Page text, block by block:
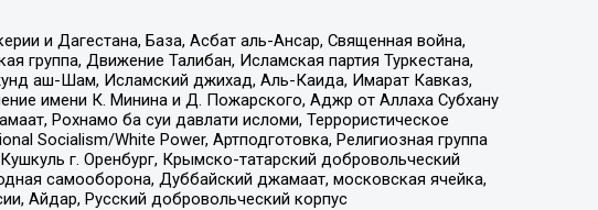
и Дагестана, База, Асбат аль-Ансар, Священная война,
группа, Движение Талибан, Исламская партия Туркестана,
аш-Шам, Исламский джихад, Аль-Каида, Имарат Кавказ,
имени К. Минина и Д. Пожарского, Аджр от Аллаха Субхану
Рохнамо ба суи давлати исломи, Террористическое
Socialism/White Power, Артподготовка, Религиозная группа
г. Оренбург, Крымско-татарский добровольческий
самооборона, Дуббайский джамаат, московская ячейка,
Айдар, Русский добровольческий корпус